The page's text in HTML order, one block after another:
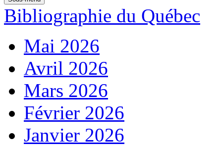
Bibliographie du Québec
Mai 2026
Avril 2026
Mars 2026
Février 2026
Janvier 2026